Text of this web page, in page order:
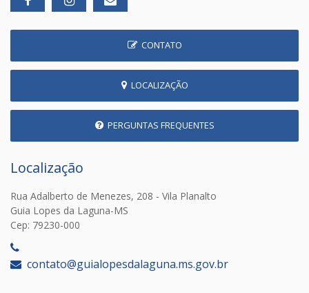
CONTATO
LOCALIZAÇÃO
PERGUNTAS FREQUENTES
Localização
Rua Adalberto de Menezes, 208 - Vila Planalto
Guia Lopes da Laguna-MS
Cep: 79230-000
contato@guialopesdalaguna.ms.gov.br